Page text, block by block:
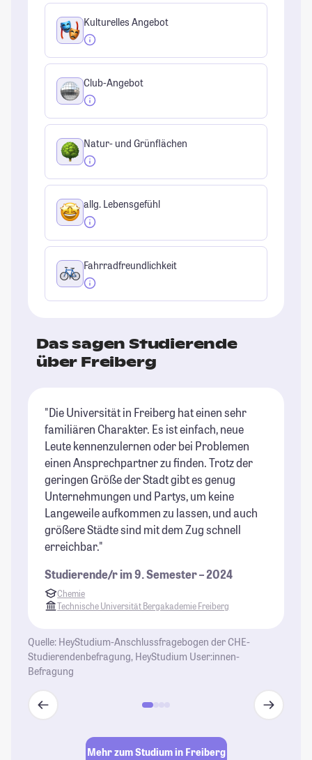
Kulturelles Angebot
Club-Angebot
Natur- und Grünflächen
allg. Lebensgefühl
Fahrradfreundlichkeit
Das sagen Studierende
über Freiberg
"Die Universität in Freiberg hat einen sehr
familiären Charakter. Es ist einfach, neue
Leute kennenzulernen oder bei Problemen
einen Ansprechpartner zu finden. Trotz der
geringen Größe der Stadt gibt es genug
Unternehmungen und Partys, um keine
Langeweile aufkommen zu lassen, und auch
größere Städte sind mit dem Zug schnell
erreichbar."
Studierende/r im 9. Semester – 2024
Chemie
Technische Universität Bergakademie Freiberg
Quelle: HeyStudium-Anschlussfragebogen der CHE-
Studierendenbefragung, HeyStudium User:innen-
Befragung
Mehr zum Studium in Freiberg